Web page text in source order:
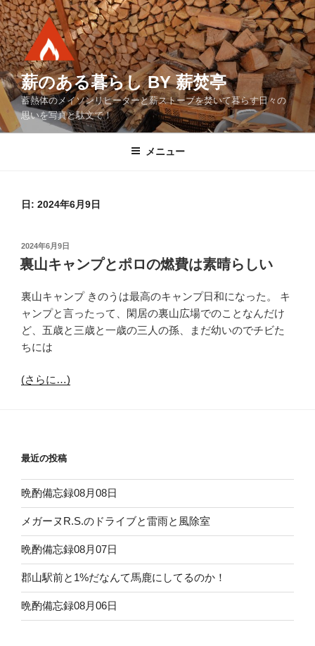
コ
ン
テ
ン
ツ
へ
キ
薪のある暮らし BY 薪焚亭
蓄熱体のメイソンリヒーターと薪ストーブを焚いて暮らす日々の
思いを写真と駄文で！
メニュー
日: 2024年6月9日
投
稿
日:
2024年6月9日
裏山キャンプとポロの燃費は素晴らしい
裏山キャンプ きのうは最高のキャンプ日和になった。 キ
ャンプと言ったって、閑居の裏山広場でのことなんだけ
ど、五歳と三歳と一歳の三人の孫、まだ幼いのでチビた
ちには
(さらに…)
最近の投稿
晩酌備忘録08月08日
メガーヌR.S.のドライブと雷雨と風除室
晩酌備忘録08月07日
郡山駅前と1%だなんて馬鹿にしてるのか！
晩酌備忘録08月06日